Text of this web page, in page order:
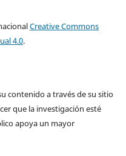
Creative Commons
4.0.
contenido a través de su sitio
que la investigación esté
apoya un mayor